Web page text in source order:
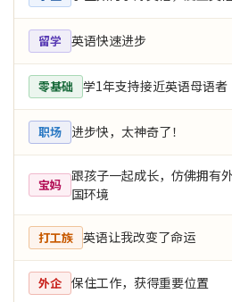
留学 英语快速进步
零基础 学1年支持接近英语母语者
职场 进步快，太神奇了！
宝妈
跟孩子一起成长，仿佛拥有
国环境
打工族 英语让我改变了命运
外企 保住工作，获得重要位置